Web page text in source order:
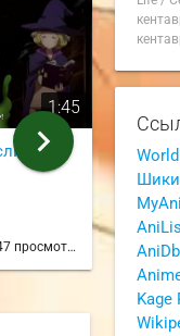
1:45
просмотров
PETA
из 12
1
chevron_right
AniDb
Kage